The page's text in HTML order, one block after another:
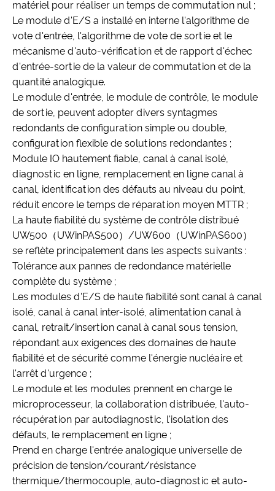
matériel pour réaliser un temps de commutation nul ;
Le module d'E/S a installé en interne l'algorithme de
vote d'entrée, l'algorithme de vote de sortie et le
mécanisme d'auto-vérification et de rapport d'échec
d'entrée-sortie de la valeur de commutation et de la
quantité analogique.
Le module d'entrée, le module de contrôle, le module
de sortie, peuvent adopter divers syntagmes
redondants de configuration simple ou double,
configuration flexible de solutions redondantes ;
Module IO hautement fiable, canal à canal isolé,
diagnostic en ligne, remplacement en ligne canal à
canal, identification des défauts au niveau du point,
réduit encore le temps de réparation moyen MTTR ;
La haute fiabilité du système de contrôle distribué
UW500（UWinPAS500）/UW600（UWinPAS600）
se reflète principalement dans les aspects suivants :
Tolérance aux pannes de redondance matérielle
complète du système ;
Les modules d'E/S de haute fiabilité sont canal à canal
isolé, canal à canal inter-isolé, alimentation canal à
canal, retrait/insertion canal à canal sous tension,
répondant aux exigences des domaines de haute
fiabilité et de sécurité comme l'énergie nucléaire et
l'arrêt d'urgence ;
Le module et les modules prennent en charge le
microprocesseur, la collaboration distribuée, l'auto-
récupération par autodiagnostic, l'isolation des
défauts, le remplacement en ligne ;
Prend en charge l'entrée analogique universelle de
précision de tension/courant/résistance
thermique/thermocouple, auto-diagnostic et auto-